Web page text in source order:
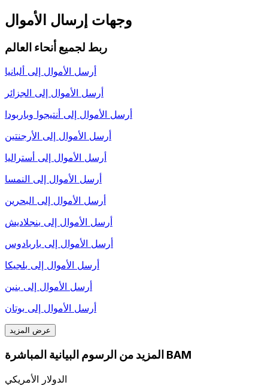
وجهات إرسال الأموال
ربط لجميع أنحاء العالم
أرسل الأموال إلى ألبانيا
أرسل الأموال إلى الجزائر
أرسل الأموال إلى أنتيجوا وباربودا
أرسل الأموال إلى الأرجنتين
أرسل الأموال إلى أستراليا
أرسل الأموال إلى النمسا
أرسل الأموال إلى البحرين
أرسل الأموال إلى بنجلاديش
أرسل الأموال إلى باربادوس
أرسل الأموال إلى بلجيكا
أرسل الأموال إلى بنين
أرسل الأموال إلى بوتان
عرض المزيد
المزيد من الرسوم البيانية المباشرة BAM
الدولار الأمريكي